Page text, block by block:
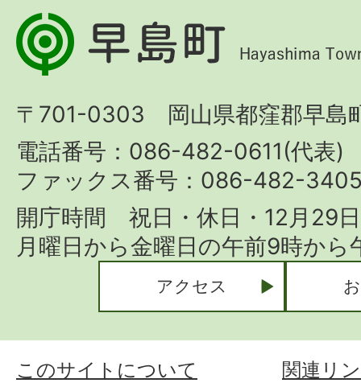
早
島
Hayashima
Town
〒701-0303 岡山県都窪郡早島
電話番号：086-482-0611(代表)
ファックス番号：086-482-
開庁時間 祝日・休日・12月29
月曜日から金曜日の午前9時か
アクセス
このサイトについて
関連リ